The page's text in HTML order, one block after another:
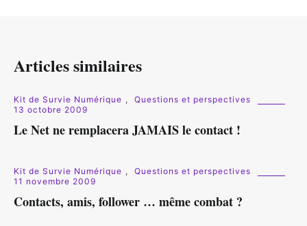
Articles similaires
Kit de Survie Numérique ,
Questions et perspectives
13 octobre 2009
Le Net ne remplacera JAMAIS le contact !
Kit de Survie Numérique ,
Questions et perspectives
11 novembre 2009
Contacts, amis, follower … même combat ?